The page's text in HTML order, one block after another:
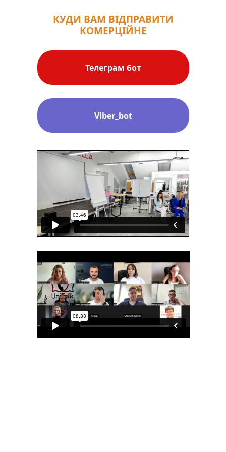
Viber_bot
Телеграм бот
КУДИ ВАМ ВІДПРАВИТИ
КОМЕРЦІЙНЕ